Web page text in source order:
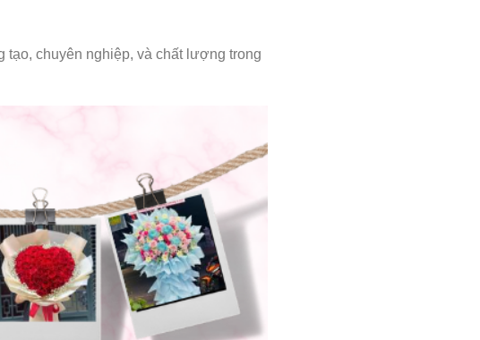
chuyên nghiệp, và chất lượng trong